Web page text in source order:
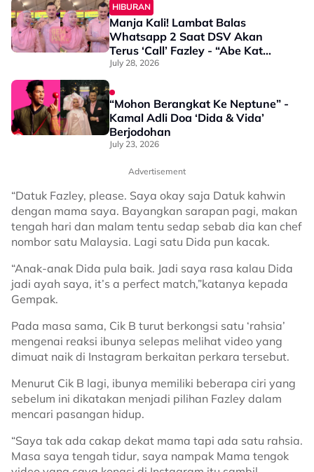
HIBURAN
Manja Kali! Lambat Balas
Whatsapp 2 Saat DSV Akan
Terus ‘Call’ Fazley - “Abe Kat
Mana?”
July 28, 2026
“Mohon Berangkat Ke Neptune” -
Kamal Adli Doa ‘Dida & Vida’
Berjodohan
July 23, 2026
Advertisement
“Datuk Fazley, please. Saya okay saja Datuk kahwin
dengan mama saya. Bayangkan sarapan pagi, makan
tengah hari dan malam tentu sedap sebab dia kan chef
nombor satu Malaysia. Lagi satu Dida pun kacak.
“Anak-anak Dida pula baik. Jadi saya rasa kalau Dida
jadi ayah saya, it’s a perfect match,”katanya kepada
Gempak.
Pada masa sama, Cik B turut berkongsi satu ‘rahsia’
mengenai reaksi ibunya selepas melihat video yang
dimuat naik di Instagram berkaitan perkara tersebut.
Menurut Cik B lagi, ibunya memiliki beberapa ciri yang
sebelum ini dikatakan menjadi pilihan Fazley dalam
mencari pasangan hidup.
“Saya tak ada cakap dekat mama tapi ada satu rahsia.
Masa saya tengah tidur, saya nampak Mama tengok